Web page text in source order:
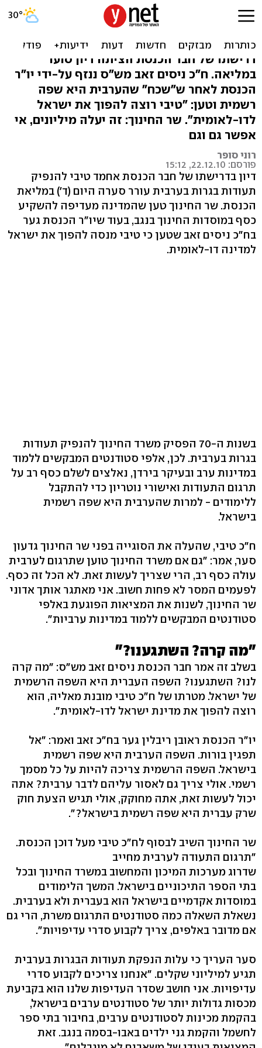
סערה בכנסת: טיבי דרש
תעודות בגרות בערבית
דרישתו של חבר הכנסת הציתה דיון סוער
במליאה. ח"כ ניסים זאב מש"ס ננזף על-ידי יו"ר
הכנסת לאחר ש"שכח" שהערבית היא שפה
רשמית וטען: "טיבי רוצה להפוך את ישראל
לדו-לאומית". שר החינוך: זה יעלה מיליונים, אי
אפשר גם וגם
רוני סופר
פורסם: 22.12.10, 15:12
דיון בדרישתו של חבר הכנסת אחמד טיבי להנפיק
תעודות בגרות בערבית עורר סערה היום (ד') במליאת
הכנסת. שר החינוך טען שהמדינה מעדיפה להשקיע
כסף במוסדות החינוך בנגב, בעוד שיו"ר הכנסת גער
בח"כ ניסים זאב שטען כי טיבי מנסה להפוך את ישראל
למדינה דו-לאומית.
בשנות ה-70 הפסיק משרד החינוך להנפיק תעודות
בגרות בערבית. לכן, אלפי סטודנטים המבקשים ללמוד
במדינות ערב ובעיקר בירדן, נאלצים לשלם כסף רב על
תרגום התעודות ואישורי נוטריון כדי להתקבל
ללימודים - למרות שהערבית היא שפה רשמית
בישראל.
ח"כ טיבי, שהעלה את הסוגייה בפני שר החינוך גדעון
סער, אמר: "גם אם משרד החינוך טוען שתרגום לערבית
עולה כסף רב, הרי שצריך לעשות זאת. לא הכל זה כסף.
לפעמים המסר לא פחות חשוב. אני מאתגר אותך אדוני
שר החינוך, לשנות את המציאות הפוגעת באלפי
סטודנטים המבקשים ללמוד במדינות ערביות".
"מה קרה? השתגענו?"
בשלב זה אמר חבר הכנסת ניסים זאב מש"ס: "מה קרה
לנו? השתגענו? השפה העברית היא השפה הרשמית
של ישראל. מטרתו של ח"כ טיבי מובנת מאליה, הוא
רוצה להפוך את מדינת ישראל לדו-לאומית".
יו"ר הכנסת ראובן ריבלין גער בח"כ זאב ואמר: "אל
תפגין בורות. השפה הערבית היא שפה רשמית
בישראל. השפה הרשמית צריכה להיות על כל מסמך
רשמי. אולי צריך גם לאסור עליהם לדבר ערבית? אתה
יכול לעשות זאת, אתה מחוקק, אולי תגיש הצעת חוק
שרק עברית היא שפה רשמית בישראל?".
שר החינוך השיב לבסוף לח"כ טיבי מעל דוכן הכנסת.
"תרגום התעודה לערבית מחייב
שדרוג מערכות המיכון והמחשוב במשרד החינוך ובכל
בתי הספר התיכוניים בישראל. המשך הלימודים
במוסדות אקדמיים בישראל הוא בעברית ולא בערבית.
נשאלת השאלה כמה סטודנטים התרגום משרת, הרי גם
אם מדובר באלפים, צריך לקבוע סדרי עדיפויות".
סער העריך כי עלות הנפקת תעודות הבגרות בערבית
תגיע למיליוני שקלים. "אנחנו צריכים לקבוע סדרי
עדיפויות. אני חושב שסדר העדיפות שלנו הוא בקביעת
מכסות גדולות יותר של סטודנטים ערבים בישראל,
בהקמת מכינות לסטודנטים ערבים, בחיבור בתי ספר
לחשמל והקמת גני ילדים באבו-בסמה בנגב. זאת